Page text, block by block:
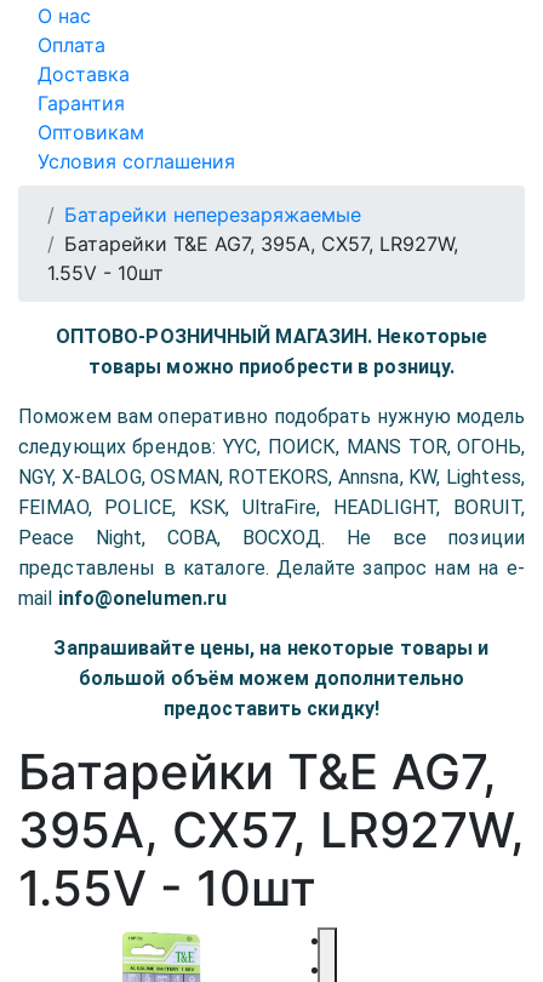
О нас
Оплата
Доставка
Гарантия
Оптовикам
Условия соглашения
Батарейки неперезаряжаемые
Батарейки T&E AG7, 395A, CX57, LR927W,
1.55V - 10шт
ОПТОВО-РОЗНИЧНЫЙ МАГАЗИН. Некоторые
товары можно приобрести в розницу.
Поможем вам оперативно подобрать нужную модель
следующих брендов: YYC, ПОИСК, MANS TOR, ОГОНЬ,
NGY, X-BALOG, OSMAN, ROTEKORS, Annsna, KW, Lightess,
FEIMAO, POLICE, KSK, UltraFire, HEADLIGHT, BORUIT,
Peace Night, COBA, ВОСХОД. Не все позиции
представлены в каталоге. Делайте запрос нам на e-
mail info@onelumen.ru
Запрашивайте цены, на некоторые товары и
большой объём можем дополнительно
предоставить скидку!
Батарейки T&E AG7,
395A, CX57, LR927W,
1.55V - 10шт